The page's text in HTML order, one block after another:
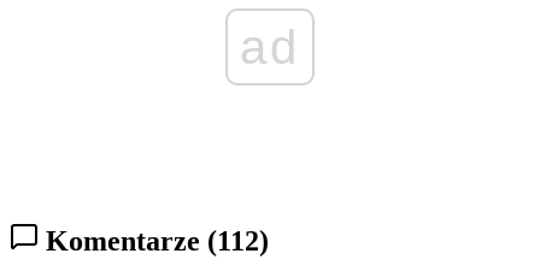
ad
Komentarze (112)